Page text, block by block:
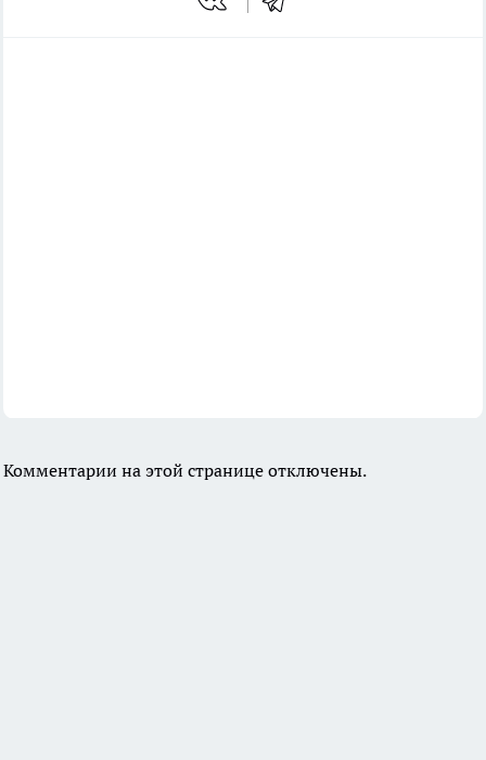
Комментарии на этой странице отключены.